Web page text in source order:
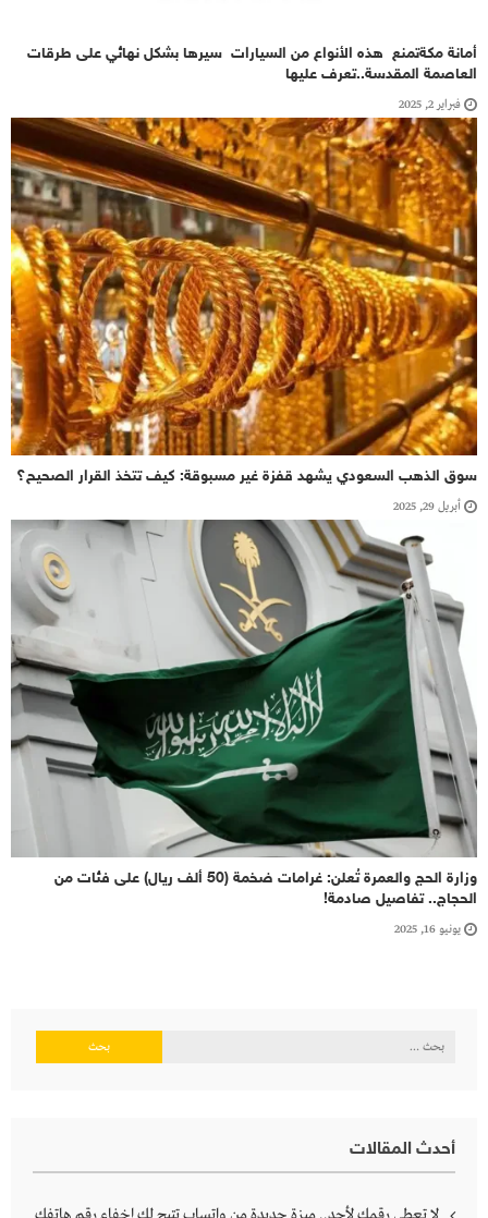
أمانة مكةتمنع هذه الأنواع من السيارات سيرها بشكل نهائي على طرقات
العاصمة المقدسة..تعرف عليها
فبراير 2, 2025
سوق الذهب السعودي يشهد قفزة غير مسبوقة: كيف تتخذ القرار الصحيح؟
أبريل 29, 2025
وزارة الحج والعمرة تُعلن: غرامات ضخمة (50 ألف ريال) على فئات من
الحجاج.. تفاصيل صادمة!
يونيو 16, 2025
البحث
أحدث المقالات